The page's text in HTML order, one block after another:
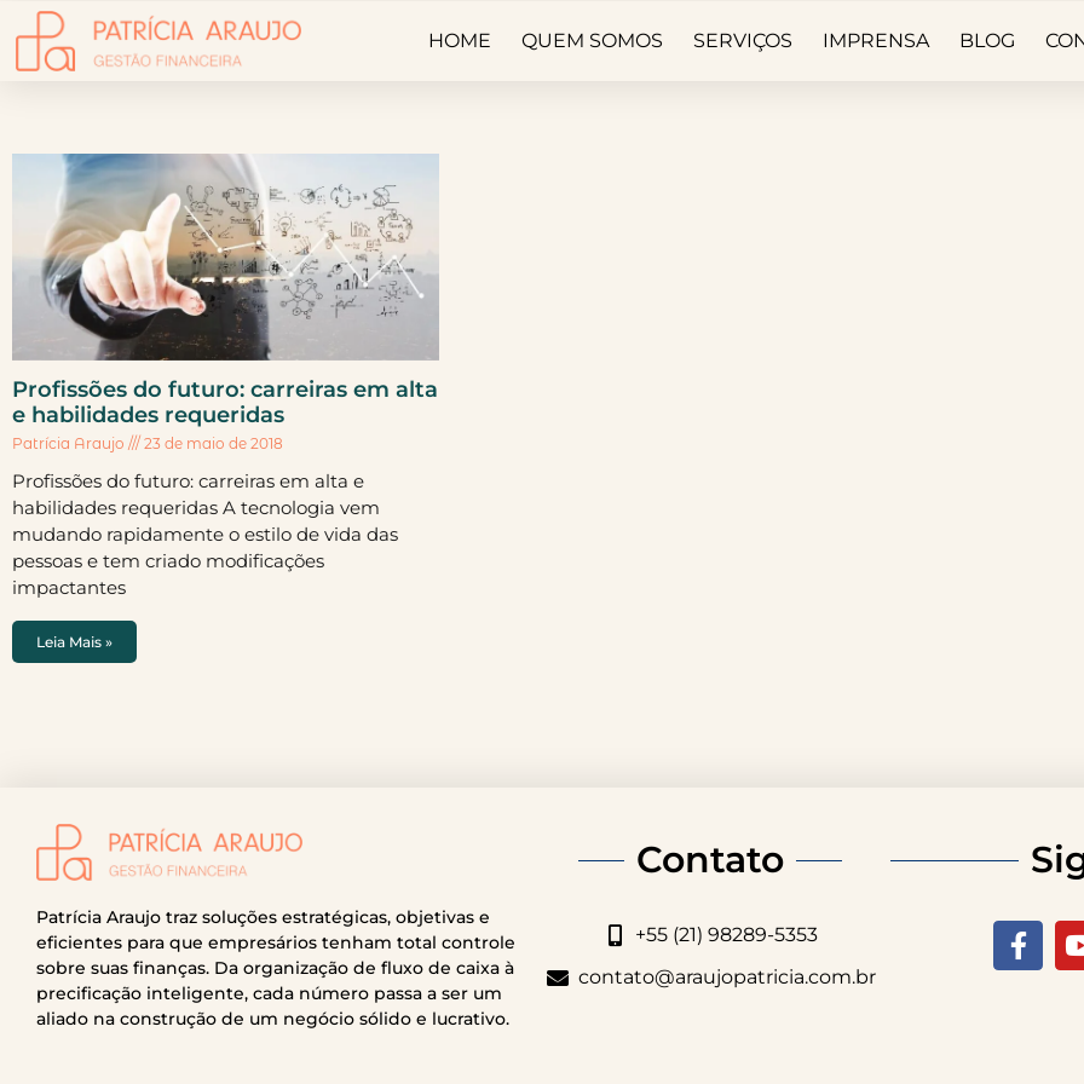
HOME QUEM SOMOS SERVIÇOS IMPRENSA BLOG
Profissões do futuro: carreiras em alta
e habilidades requeridas
Patrícia Araujo 23 de maio de 2018
Profissões do futuro: carreiras em alta e
habilidades requeridas A tecnologia vem
mudando rapidamente o estilo de vida das
pessoas e tem criado modificações
impactantes
Leia Mais »
Patrícia Araujo traz soluções estratégicas, objetivas e
eficientes para que empresários tenham total controle
sobre suas finanças. Da organização de fluxo de caixa à
precificação inteligente, cada número passa a ser um
aliado na construção de um negócio sólido e lucrativo.
Contato
+55 (21) 98289-5353
contato@araujopatricia.com.br